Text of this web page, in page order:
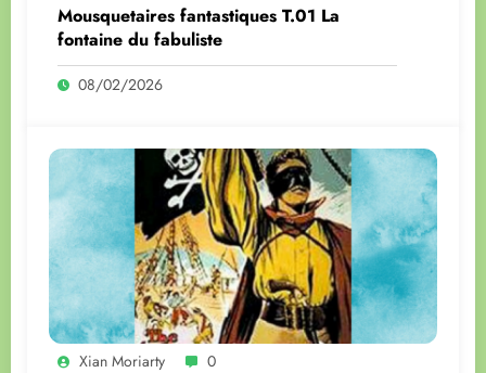
Mousquetaires fantastiques T.01 La
fontaine du fabuliste
08/02/2026
Xian Moriarty 0